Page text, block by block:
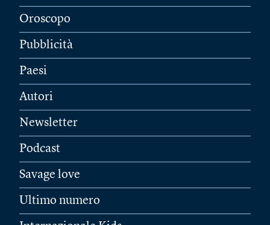
Oroscopo
Pubblicità
Paesi
Autori
Newsletter
Podcast
Savage love
Ultimo numero